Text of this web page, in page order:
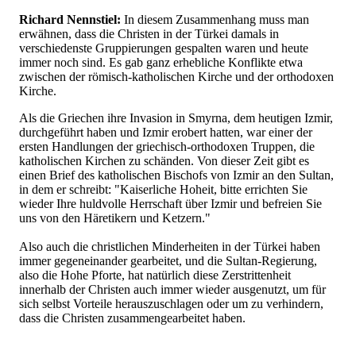
Richard Nennstiel: In diesem Zusammenhang muss man
erwähnen, dass die Christen in der Türkei damals in
verschiedenste Gruppierungen gespalten waren und heute
immer noch sind. Es gab ganz erhebliche Konflikte etwa
zwischen der römisch-katholischen Kirche und der orthodoxen
Kirche.
Als die Griechen ihre Invasion in Smyrna, dem heutigen Izmir,
durchgeführt haben und Izmir erobert hatten, war einer der
ersten Handlungen der griechisch-orthodoxen Truppen, die
katholischen Kirchen zu schänden. Von dieser Zeit gibt es
einen Brief des katholischen Bischofs von Izmir an den Sultan,
in dem er schreibt: "Kaiserliche Hoheit, bitte errichten Sie
wieder Ihre huldvolle Herrschaft über Izmir und befreien Sie
uns von den Häretikern und Ketzern."
Also auch die christlichen Minderheiten in der Türkei haben
immer gegeneinander gearbeitet, und die Sultan-Regierung,
also die Hohe Pforte, hat natürlich diese Zerstrittenheit
innerhalb der Christen auch immer wieder ausgenutzt, um für
sich selbst Vorteile herauszuschlagen oder um zu verhindern,
dass die Christen zusammengearbeitet haben.